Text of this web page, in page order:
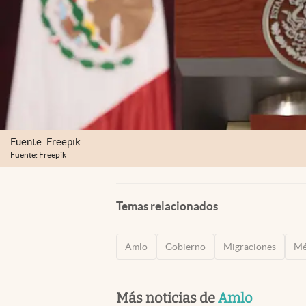
Fuente: Freepik
Fuente: Freepik
Temas relacionados
Amlo Gobierno Migraciones
Más noticias deAmlo